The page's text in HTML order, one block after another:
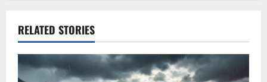
v
i
RELATED STORIES